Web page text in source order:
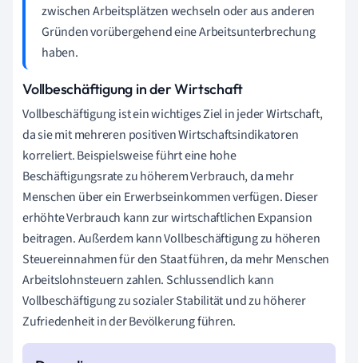
zwischen Arbeitsplätzen wechseln oder aus anderen
Gründen vorübergehend eine Arbeitsunterbrechung
haben.
Vollbeschäftigung in der Wirtschaft
Vollbeschäftigung ist ein wichtiges Ziel in jeder Wirtschaft,
da sie mit mehreren positiven Wirtschaftsindikatoren
korreliert. Beispielsweise führt eine hohe
Beschäftigungsrate zu höherem Verbrauch, da mehr
Menschen über ein Erwerbseinkommen verfügen. Dieser
erhöhte Verbrauch kann zur wirtschaftlichen Expansion
beitragen. Außerdem kann Vollbeschäftigung zu höheren
Steuereinnahmen für den Staat führen, da mehr Menschen
Arbeitslohnsteuern zahlen. Schlussendlich kann
Vollbeschäftigung zu sozialer Stabilität und zu höherer
Zufriedenheit in der Bevölkerung führen.